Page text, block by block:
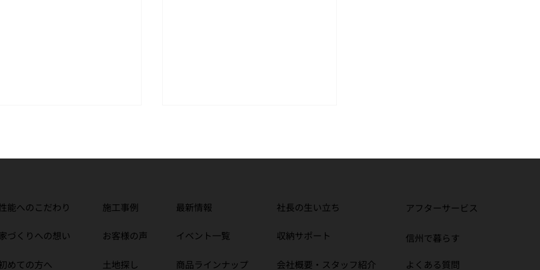
能へのこだわり
づくりへの想い
めての方へ
施工事例
お客様の声
土地探し
最新情報
イベント一覧
商品ラインナップ
社長の生い立ち
収納サポート
​会社概要・スタッフ紹介
アフターサービス
信州で暮らす
よくある質問